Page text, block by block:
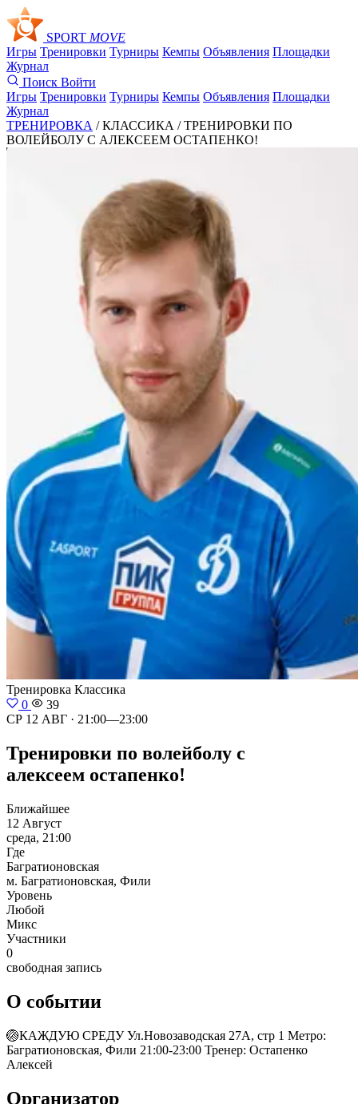
SPORT MOVE
Игры Тренировки Турниры Кемпы Объявления Площадки
Журнал
Поиск Войти
Игры Тренировки Турниры Кемпы Объявления Площадки
Журнал
ТРЕНИРОВКА / КЛАССИКА /ТРЕНИРОВКИ ПО
ВОЛЕЙБОЛУ С АЛЕКСЕЕМ ОСТАПЕНКО!
Тренировка Классика
0
39
СР 12 АВГ · 21:00—23:00
Тренировки по волейболу с
алексеем остапенко!
Ближайшее
12 Август
среда, 21:00
Где
Багратионовская
м. Багратионовская, Фили
Уровень
Любой
Микс
Участники
0
свободная запись
О событии
🏐КАЖДУЮ СРЕДУ Ул.Новозаводская 27А, стр 1 Метро:
Багратионовская, Фили 21:00-23:00 Тренер: Остапенко
Алексей
Организатор